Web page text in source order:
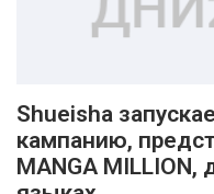
Shueisha
кампанию,
MANGA MILLION,